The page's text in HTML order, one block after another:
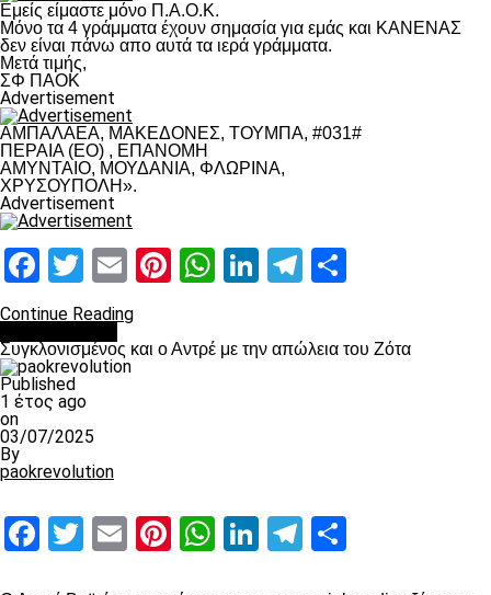
Εμείς είμαστε μόνο Π.Α.Ο.Κ.
Μόνο τα 4 γράμματα έχουν σημασία για εμάς και ΚΑΝΕΝΑΣ
δεν είναι πάνω απο αυτά τα ιερά γράμματα.
Μετά τιμής,
ΣΦ ΠΑΟΚ
Advertisement
ΑΜΠΑΛΑΕΑ, ΜΑΚΕΔΟΝΕΣ, ΤΟΥΜΠΑ, #031#
ΠΕΡΑΙΑ (ΕΟ) , ΕΠΑΝΟΜΗ
ΑΜΥΝΤΑΙΟ, ΜΟΥΔΑΝΙΑ, ΦΛΩΡΙΝΑ,
ΧΡΥΣΟΥΠΟΛΗ».
Advertisement
Facebook
Twitter
EmailPinterest
WhatsApp
LinkedIn
Telegram
Continue Reading
Συγκλονισμένος και ο Αντρέ με την απώλεια του Ζότα
Published
1 έτος ago
on
03/07/2025
By
paokrevolution
Facebook
Twitter
EmailPinterest
WhatsApp
LinkedIn
Telegram